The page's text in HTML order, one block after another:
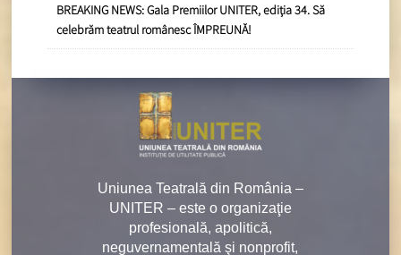
BREAKING NEWS: Gala Premiilor UNITER, ediția 34. Să
celebrăm teatrul românesc ÎMPREUNĂ!
Uniunea Teatrală din România –
UNITER – este o organizaţie
profesională, apolitică,
neguvernamentală şi nonprofit,